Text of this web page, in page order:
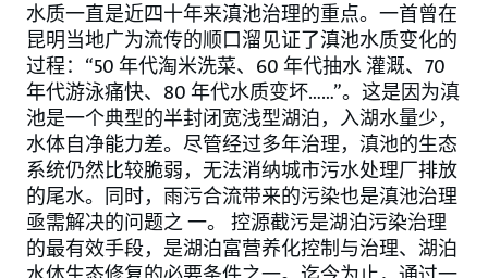
水质一直是近四十年来滇池治理的重点。一首曾在
昆明当地广为流传的顺口溜见证了滇池水质变化的
过程：“50 年代淘米洗菜、60 年代抽水 灌溉、70
年代游泳痛快、80 年代水质变坏......”。这是因为滇
池是一个典型的半封闭宽浅型湖泊，入湖水量少，
水体自净能力差。尽管经过多年治理，滇池的生态
系统仍然比较脆弱，无法消纳城市污水处理厂排放
的尾水。同时，雨污合流带来的污染也是滇池治理
亟需解决的问题之 一。 控源截污是湖泊污染治理
的最有效手段，是湖泊富营养化控制与治理、湖泊